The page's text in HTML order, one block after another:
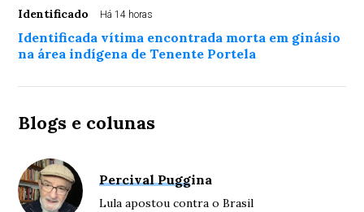
Identificado Há 14 horas
Identificada vítima encontrada morta em ginásio
na área indígena de Tenente Portela
Blogs e colunas
Percival Puggina
Lula apostou contra o Brasil